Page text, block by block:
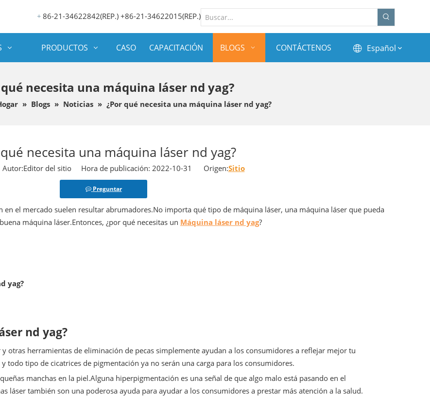
+ 86-21-34622842(REP.) +86-21-34622015(REP.)
PRODUCTOS CASO CAPACITACIÓN BLOGS CONTÁCTENOS Español
necesita una máquina láser nd yag?
» Blogs » Noticias » ¿Por qué necesita una máquina láser nd yag?
necesita una máquina láser nd yag?
del sitio Hora de publicación: 2022-10-31 Origen:Sitio
Preguntar
el mercado suelen resultar abrumadores.No importa qué tipo de máquina láser, una máquina láser que pueda
máquina láser.Entonces, ¿por qué necesitas un Máquina láser nd yag?
yag?
nd yag?
otras herramientas de eliminación de pecas simplemente ayudan a los consumidores a reflejar mejor tu
todo tipo de cicatrices de pigmentación ya no serán una carga para los consumidores.
manchas en la piel.Alguna hiperpigmentación es una señal de que algo malo está pasando en el
láser también son una poderosa ayuda para ayudar a los consumidores a prestar más atención a la salud.